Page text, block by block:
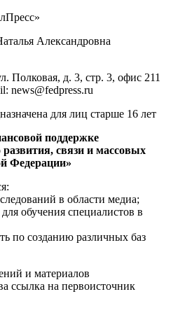
Александровна
Полковая, д. 3, стр. 3, офис 211
news@fedpress.ru
для лиц старше 16 лет
поддержке
связи и массовых
Федерации»
в области медиа;
обучения специалистов в
по созданию различных баз
и материалов
ссылка на первоисточник